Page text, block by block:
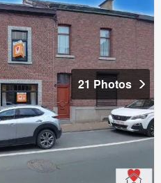
21 Photos